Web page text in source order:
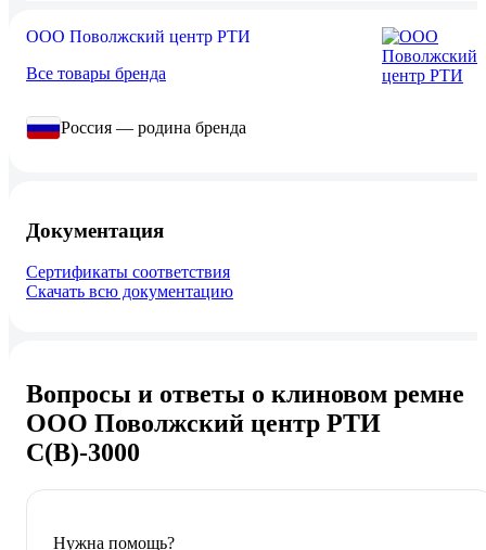
ООО Поволжский центр РТИ
Все товары бренда
Россия — родина бренда
Документация
Сертификаты соответствия
Скачать всю документацию
Вопросы и ответы о клиновом ремне
ООО Поволжский центр РТИ
С(В)-3000
Нужна помощь?